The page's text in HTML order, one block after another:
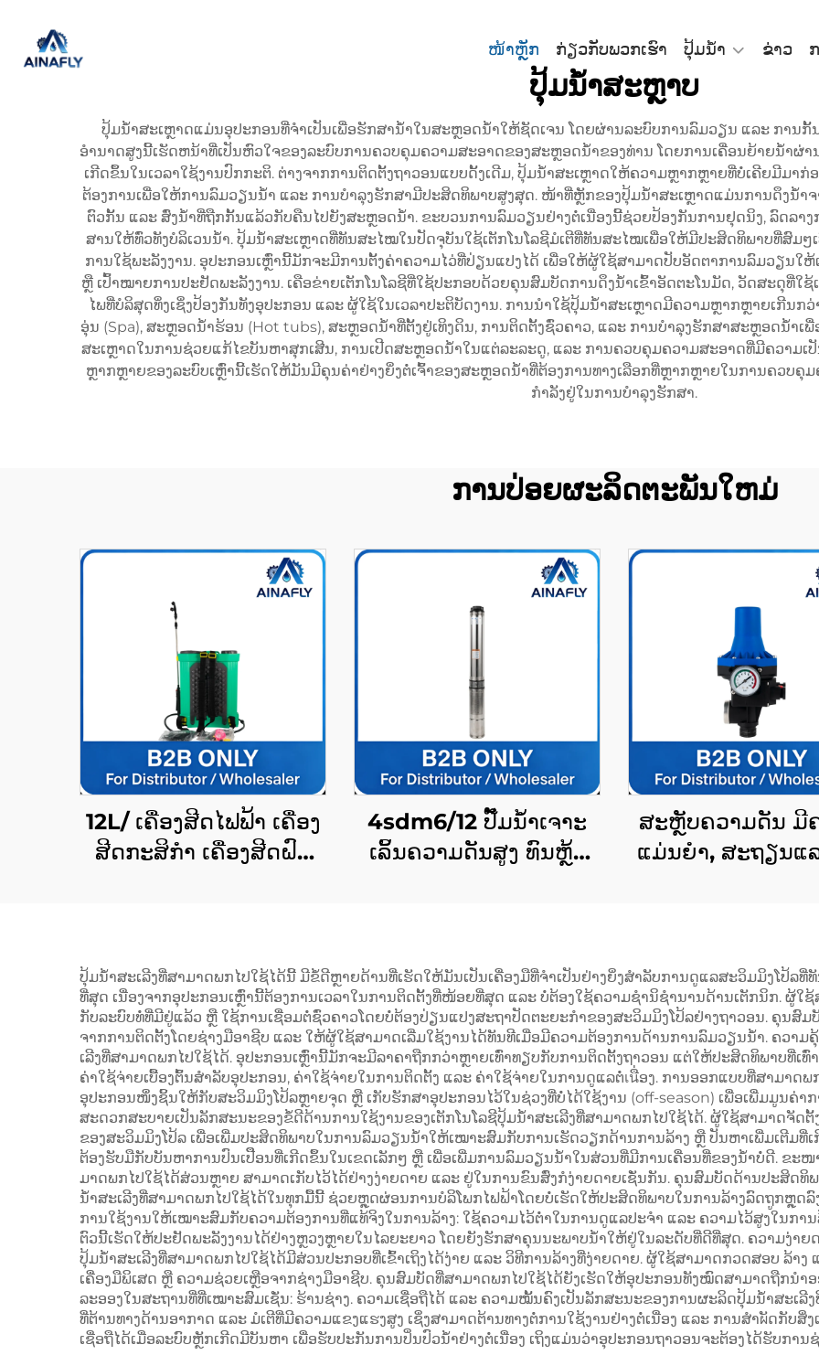
ໜ້າຫຼັກ ກ່ຽວກັບພວກເຮົາ ປຸ້ມນ້ຳ ຂ່າວ
ປຸ້ມນ້ຳສະຫຼາບ
ປຸ້ມນ້ຳສະເຫຼາດແມ່ນອຸປະກອນທີ່ຈຳເປັນເພື່ອຮັກສານ້ຳໃນສະຫຼອດນ້ຳໃຫ້ຊັດເຈນ ໂດຍຜ່ານລະບົບການລົມວຽນ ແລະ ກາ
ອຳນາດສູງນີ້ເຮັດຫນ້າທີ່ເປັນຫົວໃຈຂອງລະບົບການຄວບຄຸມຄວາມສະອາດຂອງສະຫຼອດນ້ຳຂອງທ່ານ ໂດຍການເຄື່ອນຍ້າຍນ້ຳຜ່າ
ເກີດຂຶ້ນໃນເວລາໃຊ້ງານປົກກະຕິ. ຕ່າງຈາກການຕິດຕັ້ງຖາວອນແບບດັ້ງເດີມ, ປຸ້ມນ້ຳສະເຫຼາດໃຫ້ຄວາມຫຼາກຫຼາຍທີ່ບໍ່ເຄີຍມີມາ
ຕ້ອງການເພື່ອໃຫ້ການລົມວຽນນ້ຳ ແລະ ການບໍາລຸງຮັກສາມີປະສິດທິພາບສູງສຸດ. ໜ້າທີ່ຫຼັກຂອງປຸ້ມນ້ຳສະເຫຼາດແມ່ນການດຶງນ້ຳ
ຕົວກັ້ນ ແລະ ສົ່ງນ້ຳທີ່ຖືກກັ້ນແລ້ວກັບຄືນໄປຍັງສະຫຼອດນ້ຳ. ຂະບວນການລົມວຽນຢ່າງຕໍ່ເນື່ອງນີ້ຊ່ວຍປ້ອງກັນການຢຸດນິງ, ລົດລາ
ສານໃຫ້ທົ່ວທັງບໍລິເວນນ້ຳ. ປຸ້ມນ້ຳສະເຫຼາດທີ່ທັນສະໄໝໃນປັດຈຸບັນໃຊ້ເຕັກໂນໂລຊີມໍເຕີທີ່ທັນສະໄໝເພື່ອໃຫ້ມີປະສິດທິພາບທີ່ສົມ
ການໃຊ້ພະລັງງານ. ອຸປະກອນເຫຼົ່ານີ້ມັກຈະມີການຕັ້ງຄ່າຄວາມໄວ່ທີ່ປ່ຽນແປງໄດ້ ເພື່ອໃຫ້ຜູ້ໃຊ້ສາມາດປັບອັດຕາການລົມວຽນ
ຫຼື ເປົ້າໝາຍການປະຢັດພະລັງງານ. ເຄືອຂ່າຍເຕັກໂນໂລຊີທີ່ໃຊ້ປະກອບດ້ວຍຄຸນສົມບັດການດຶງນ້ຳເຂົ້າອັດຕະໂນມັດ, ວັດສະດຸທີ່
ໄພທີ່ບໍລິສຸດທິ່ງເຊິ່ງປ້ອງກັນທັງອຸປະກອນ ແລະ ຜູ້ໃຊ້ໃນເວລາປະຕິບັດງານ. ການນຳໃຊ້ປຸ້ມນ້ຳສະເຫຼາດມີຄວາມຫຼາກຫຼາຍເກີນກ
ອຸ່ນ (Spa), ສະຫຼອດນ້ຳຮ້ອນ (Hot tubs), ສະຫຼອດນ້ຳທີ່ຕັ້ງຢູ່ເທິງດິນ, ການຕິດຕັ້ງຊົ່ວຄາວ, ແລະ ການບໍາລຸງຮັກສາສະຫຼອດນ້ຳ
ສະເຫຼາດໃນການຊ່ວຍແກ້ໄຂບັນຫາສຸກເສີນ, ການເປີດສະຫຼອດນ້ຳໃນແຕ່ລະລະດູ, ແລະ ການຄວບຄຸມຄວາມສະອາດທີ່ມີຄວາມເ
ຫຼາກຫຼາຍຂອງລະບົບເຫຼົ່ານີ້ເຮັດໃຫ້ມັນມີຄຸນຄ່າຢ່າງຍິ່ງຕໍ່ເຈົ້າຂອງສະຫຼອດນ້ຳທີ່ຕ້ອງການທາງເລືອກທີ່ຫຼາກຫຼາຍໃນການຄວບ
ກຳລັງຢູ່ໃນການບໍາລຸງຮັກສາ.
ການປ່ອຍຜະລິດຕະພັນໃຫມ່
12L/ ເຄື່ອງສີດໄຟຟ້າ ເຄື່ອງ
ສີດກະສິກໍາ ເຄື່ອງສີດຝົນ
4sdm6/12 ປັ໊ມນ້ຳເຈາະ
ເລິ້ນຄວາມດັນສູງ ທົນຫຼ້າ
ສະຫຼັບຄວາມດັນ ມີ
ແມ່ນຍໍາ, ສະຖຽນແ
ປຸ້ມນ້ຳສະເລີງທີ່ສາມາດພກໄປໃຊ້ໄດ້ນີ້ ມີຂໍ້ດີຫຼາຍດ້ານທີ່ເຮັດໃຫ້ມັນເປັນເຄື່ອງມືທີ່ຈຳເປັນຢ່າງຍິ່ງສຳລັບການດູແລສະວິມມິງໂປ້ລ
ທີ່ສຸດ ເນື່ອງຈາກອຸປະກອນເຫຼົ່ານີ້ຕ້ອງການເວລາໃນການຕິດຕັ້ງທີ່ໜ້ອຍທີ່ສຸດ ແລະ ບໍ່ຕ້ອງໃຊ້ຄວາມຊຳນິຊຳນານດ້ານເຕັກນິກ. ຜູ້ໃ
ກັບລະບົບທໍ່ທີ່ມີຢູ່ແລ້ວ ຫຼື ໃຊ້ການເຊື່ອມຕໍ່ຊົ່ວຄາວໂດຍບໍ່ຕ້ອງປ່ຽນແປງສະຖາປັດຕະຍະກຳຂອງສະວິມມິງໂປ້ລຢ່າງຖາວອນ. ຄຸນສົ
ຈາກການຕິດຕັ້ງໂດຍຊ່າງມືອາຊີບ ແລະ ໃຫ້ຜູ້ໃຊ້ສາມາດເລີ່ມໃຊ້ງານໄດ້ທັນທີເມື່ອມີຄວາມຕ້ອງການດ້ານການລົມວຽນນ້ຳ. ຄວາ
ເລີງທີ່ສາມາດພກໄປໃຊ້ໄດ້. ອຸປະກອນເຫຼົ່ານີ້ມັກຈະມີລາຄາຖືກກວ່າຫຼາຍເທົ່າທຽບກັບການຕິດຕັ້ງຖາວອນ ແຕ່ໃຫ້ປະສິດທິພາບທີ່ເທົ່
ຄ່າໃຊ້ຈ່າຍເບື້ອງຕົ້ນສຳລັບອຸປະກອນ, ຄ່າໃຊ້ຈ່າຍໃນການຕິດຕັ້ງ ແລະ ຄ່າໃຊ້ຈ່າຍໃນການດູແລຕໍ່เนື່ອງ. ການອອກແບບທີ່ສາມາດ
ອຸປະກອນໜຶ່ງຊິ້ນໃຫ້ກັບສະວິມມິງໂປ້ລຫຼາຍຈຸດ ຫຼື ເກັບຮັກສາອຸປະກອນໄວ້ໃນຊ່ວງທີ່ບໍ່ໄດ້ໃຊ້ງານ (off-season) ເພື່ອເພີ່ມມູນຄ່
ສະດວກສະບາຍເປັນລັກສະນະຂອງຂໍ້ດີດ້ານການໃຊ້ງານຂອງເຕັກໂນໂລຊີປຸ້ມນ້ຳສະເລີງທີ່ສາມາດພກໄປໃຊ້ໄດ້. ຜູ້ໃຊ້ສາມາດຈັດ
ຂອງສະວິມມິງໂປ້ລ ເພື່ອເພີ່ມປະສິດທິພາບໃນການລົມວຽນນ້ຳໃຫ້ເໝາະສົມກັບການເຮັດວຽກດ້ານການລ້າງ ຫຼື ປັນຫາເພີ່ມເຕີມທີ່
ຕ້ອງຮັບມືກັບບັນຫາການປົນເປືືອນທີ່ເກີດຂຶ້ນໃນເຂດເລັກໆ ຫຼື ເພື່ອເພີ່ມການລົມວຽນນ້ຳໃນສ່ວນທີ່ມີການເຄື່ອນທີ່ຂອງນ້ຳບໍ່ດີ. ຂະໜ
ມາດພກໄປໃຊ້ໄດ້ສ່ວນຫຼາຍ ສາມາດເກັບໄວ້ໄດ້ຢ່າງງ່າຍດາຍ ແລະ ຢູ່ໃນການຂົນສົ່ງກໍງ່າຍດາຍເຊັ່ນກັນ. ຄຸນສົມບັດດ້ານປະສິດ
ນ້ຳສະເລີງທີ່ສາມາດພກໄປໃຊ້ໄດ້ໃນທຸກມື້ນີ້ ຊ່ວຍຫຼຸດຜ່ອນການບໍລິໂພກໄຟຟ້າໂດຍບໍ່ເຮັດໃຫ້ປະສິດທິພາບໃນການລ້າງລົດຖູກຫຼຸດ
ການໃຊ້ງານໃຫ້ເໝາະສົມກັບຄວາມຕ້ອງການທີ່ແທ້ຈິງໃນການລ້າງ: ໃຊ້ຄວາມໄວ້ຕ່ຳໃນການດູແລປະຈຳ ແລະ ຄວາມໄວ້ສູງໃນກາ
ຕົວນີ້ເຮັດໃຫ້ປະຢັດພະລັງງານໄດ້ຢ່າງຫຼວງຫຼາຍໃນໄລຍະຍາວ ໂດຍຍັງຮັກສາຄຸນນະພາບນ້ຳໃຫ້ຢູ່ໃນລະດັບທີ່ດີທີ່ສຸດ. ຄວາມງ່າ
ປຸ້ມນ້ຳສະເລີງທີ່ສາມາດພກໄປໃຊ້ໄດ້ມີສ່ວນປະກອບທີ່ເຂົ້າເຖິງໄດ້ງ່າຍ ແລະ ວິທີການລ້າງທີ່ງ່າຍດາຍ. ຜູ້ໃຊ້ສາມາດກວດສອບ ລ້າງ
ເຄື່ອງມືພິເສດ ຫຼື ຄວາມຊ່ວຍເຫຼືອຈາກຊ່າງມືອາຊີບ. ຄຸນສົມບັດທີ່ສາມາດພກໄປໃຊ້ໄດ້ຍັງເຮັດໃຫ້ອຸປະກອນທັງໝົດສາມາດຖືກນຳ
ລະອອງໃນສະຖານທີ່ທີ່ເໝາະສົມເຊັ່ນ: ຮ້ານຊ່າງ. ຄວາມເຊື່ອຖືໄດ້ ແລະ ຄວາມໝັ້ນຄົງເປັນລັກສະນະຂອງການຜະລິດປຸ້ມນ້ຳສະເ
ທີ່ຕ້ານທາງດ້ານອາກາດ ແລະ ມໍເຕີທີ່ມີຄວາມແຂງແຮງສູງ ເຊິ່ງສາມາດຕ້ານທາງຕໍ່ການໃຊ້ງານຢ່າງຕໍ່ເນື່ອງ ແລະ ການສຳผັດກັບ
ເຊື່ອຖືໄດ້ເມື່ອລະບົບຫຼັກເກີດມີບັນຫາ ເພື່ອຮັບປະກັນການປິ່ນປົວນ້ຳຢ່າງຕໍ່ເນື່ອງ ເຖິງແມ່ນວ່າອຸປະກອນຖາວອນຈະຕ້ອງໄດ້ຮັບກາ